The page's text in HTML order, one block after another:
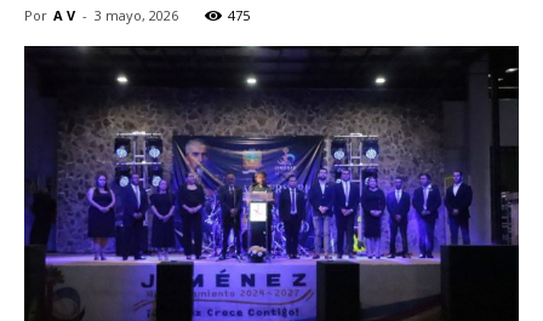
Por A V - 3 mayo, 2026 475